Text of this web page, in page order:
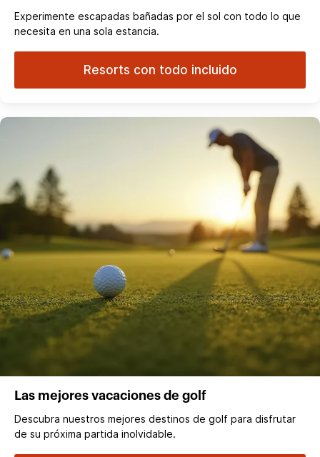
Experimente escapadas bañadas por el sol con todo lo que
necesita en una sola estancia.
Resorts con todo incluido
Las mejores vacaciones de golf
Descubra nuestros mejores destinos de golf para disfrutar
de su próxima partida inolvidable.